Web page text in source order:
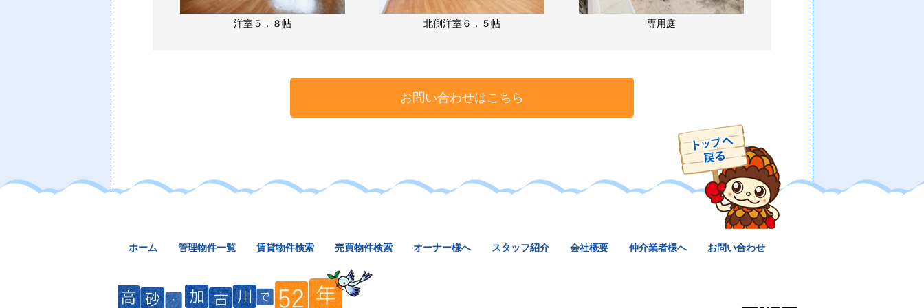
洋室５．８帖 北側洋室６．５帖 専用庭
お問い合わせはこちら
ホーム 管理物件一覧 賃貸物件検索 売買物件検索 オーナー様へ スタッフ紹介 会社概要 仲介業者様へ お問い合わせ